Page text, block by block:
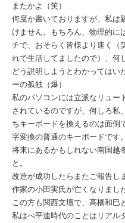
またかよ（笑）
何度か書いておりますが、私は
けません。もちろん、物理的に
チで、おそらく皆様より速く（
れで生活してましたので）、何
どう説明しようとわかってはい
ーの孤独（爆）
私のパソコンには立派なリュー
されているのですが、何しろ私
ちキーボードを換えるのは面倒
字変換の普通のキーボードです
将来にあるかもしれない南国越
と。
改造が成功したらまたご報告し
作家の小田実氏が亡くなりまし
この方も関西文壇で、高橋和巳
私はべ平連時代のことはリアル